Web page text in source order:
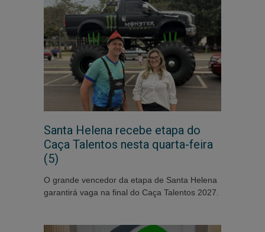
Santa Helena recebe etapa do
Caça Talentos nesta quarta-feira
(5)
O grande vencedor da etapa de Santa Helena
garantirá vaga na final do Caça Talentos 2027.